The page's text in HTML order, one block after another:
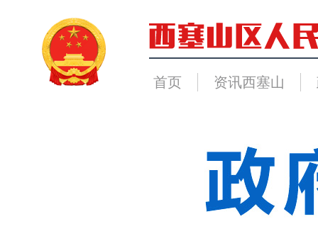
首页 资讯西塞山